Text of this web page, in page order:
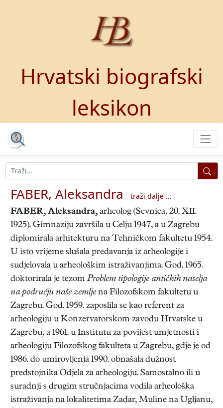
Hrvatski biografski
leksikon
FABER, Aleksandra
traži dalje ...
FABER, Aleksandra, arheolog (Sevnica, 20. XII.
1925). Gimnaziju završila u Celju 1947, a u Zagrebu
diplomirala arhitekturu na Tehničkom fakultetu 1954.
U isto vrijeme slušala predavanja iz arheologije i
sudjelovala u arheološkim istraživanjima. God. 1965.
doktorirala je tezom Problem tipologije antičkih naselja
na području naše zemlje na Filozofskom fakultetu u
Zagrebu. God. 1959. zaposlila se kao referent za
arheologiju u Konzervatorskom zavodu Hrvatske u
Zagrebu, a 1961. u Institutu za povijest umjetnosti i
arheologiju Filozofskog fakulteta u Zagrebu, gdje je od
1986. do umirovljenja 1990. obnašala dužnost
predstojnika Odjela za arheologiju. Samostalno ili u
suradnji s drugim stručnjacima vodila arheološka
istraživanja na lokalitetima Zadar, Muline na Ugljanu,